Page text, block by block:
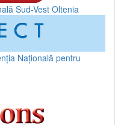
Sud-Vest Oltenia
Națională pentru